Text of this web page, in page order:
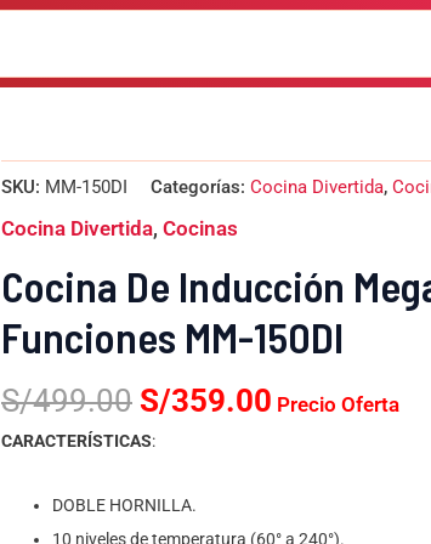
SKU: MM-150DI Categorías: Cocina Divertida,
Cocina Divertida, Cocinas
Cocina De Inducción
Funciones MM-150DI
S/499.00
El
original
era:
S/499.00.
S/359.00
El
es:
S/359.00.
Precio Oferta
CARACTERÍSTICAS:
DOBLE HORNILLA.
10 niveles de temperatura (60° a 240°).